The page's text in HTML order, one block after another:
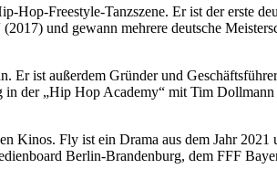
Hop-Freestyle-Tanzszene. Er ist der erste
und gewann mehrere deutsche
ist außerdem Gründer und
der „Hip Hop Academy“ mit Tim
Kinos. Fly ist ein Drama aus dem Jahr
Berlin-Brandenburg, dem FFF